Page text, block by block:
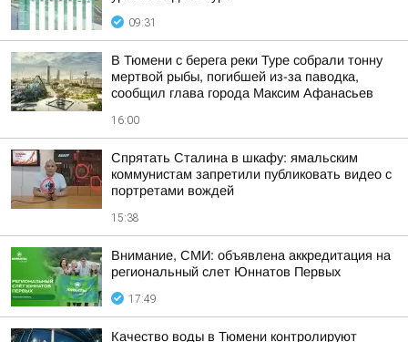
09:31
В Тюмени с берега реки Туре собрали тонну
мертвой рыбы, погибшей из-за паводка,
сообщил глава города Максим Афанасьев
16:00
Спрятать Сталина в шкафу: ямальским
коммунистам запретили публиковать видео с
портретами вождей
15:38
Внимание, СМИ: объявлена аккредитация на
региональный слет Юннатов Первых
17:49
Качество воды в Тюмени контролируют